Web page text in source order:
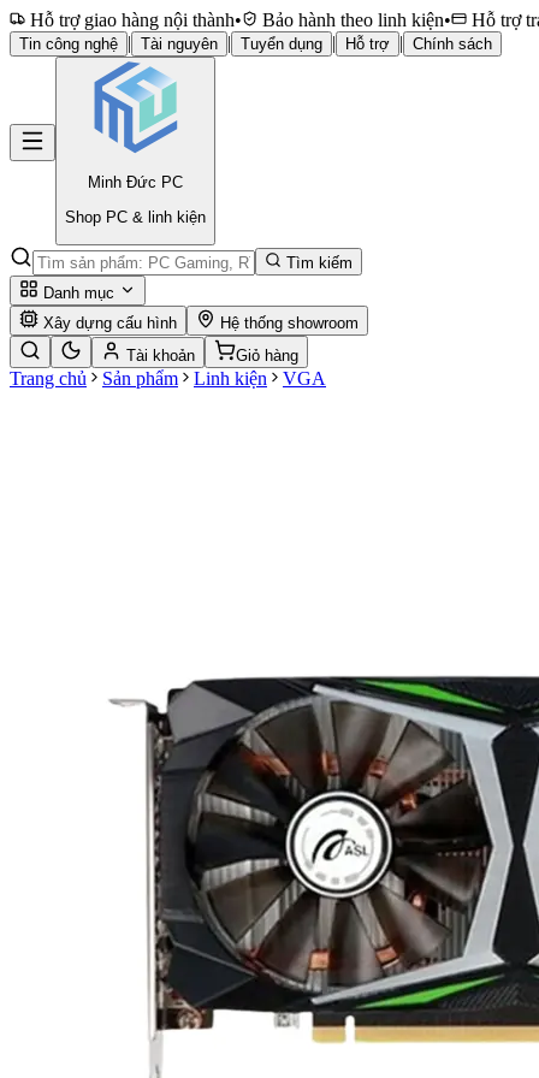
Hỗ trợ giao hàng nội thành• Bảo hành theo linh kiện• Hỗ trợ
Tin công nghệ | Tài nguyên | Tuyển dụng | Hỗ trợ | Chính sách
Minh Đức PC
Shop PC & linh kiện
Tìm kiếm
Danh mục
Xây dựng cấu hình
Hệ thống showroom
Tài khoản
Giỏ hàng
Trang chủ Sản phẩm Linh kiện VGA